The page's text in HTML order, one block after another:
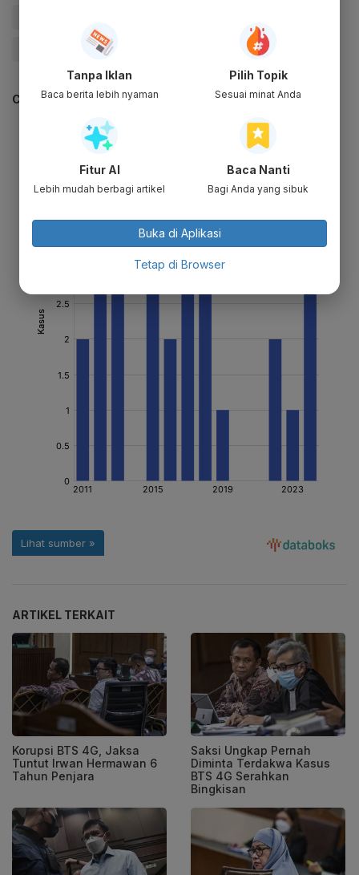
CEK JUGA DATA INI
ARTIKEL TERKAIT
Korupsi BTS 4G, Jaksa
Tuntut Irwan Hermawan 6
Tahun Penjara
Saksi Ungkap Pernah
Diminta Terdakwa Kasus
BTS 4G Serahkan
Bingkisan
Tanpa Iklan
Baca berita lebih nyaman
Pilih Topik
Sesuai minat Anda
Fitur AI
Lebih mudah berbagi artikel
Baca Nanti
Bagi Anda yang sibuk
Buka di Aplikasi
Tetap di Browser